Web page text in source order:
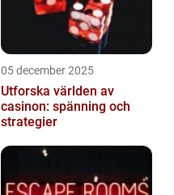
05 december 2025
Utforska världen av
casinon: spänning och
strategier